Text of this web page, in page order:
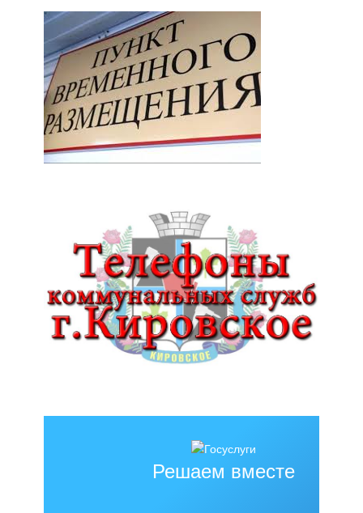
Решаем вместе